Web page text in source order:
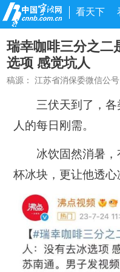
看天下
瑞幸咖啡三分之二
选项 感觉坑人
稿源：江苏省消保委微信公号
三伏天到了，各
人的每日刚需。
冰饮固然消暑，
杯冰块，更让他透心